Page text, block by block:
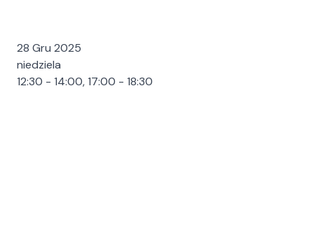
28 Gru 2025
niedziela
12:30 - 14:00, 17:00 - 18:30